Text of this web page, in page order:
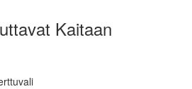
Kaitaan